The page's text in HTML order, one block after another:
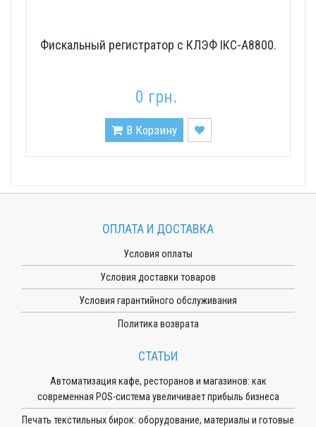
Фискальный регистратор с КЛЭФ ІКС-А8800.
0 грн.
В Корзину
ОПЛАТА И ДОСТАВКА
Условия оплаты
Условия доставки товаров
Условия гарантийного обслуживания
Политика возврата
СТАТЬИ
Автоматизация кафе, ресторанов и магазинов: как
современная POS-система увеличивает прибыль бизнеса
Печать текстильных бирок: оборудование, материалы и готовые